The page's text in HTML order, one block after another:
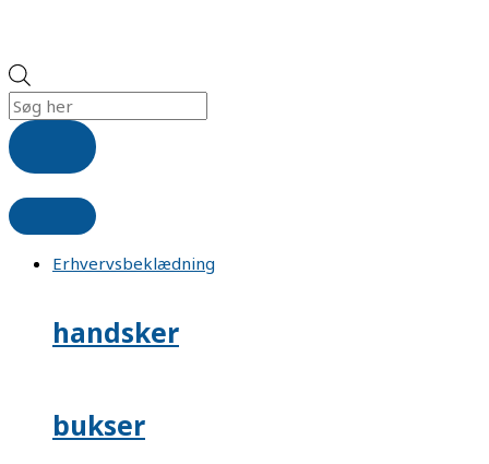
Erhvervsbeklædning
handsker
bukser